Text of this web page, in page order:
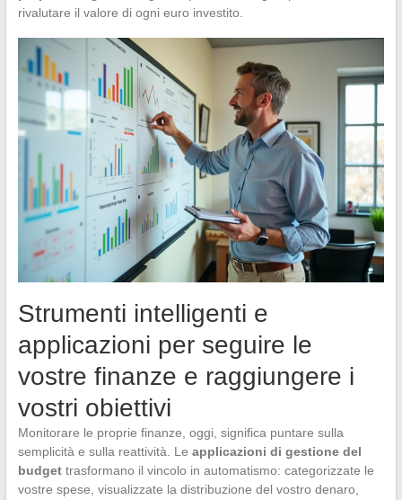
rivalutare il valore di ogni euro investito.
Strumenti intelligenti e
applicazioni per seguire le
vostre finanze e raggiungere i
vostri obiettivi
Monitorare le proprie finanze, oggi, significa puntare sulla
semplicità e sulla reattività. Le applicazioni di gestione del
budgettrasformano il vincolo in automatismo: categorizzate le
vostre spese, visualizzate la distribuzione del vostro denaro,